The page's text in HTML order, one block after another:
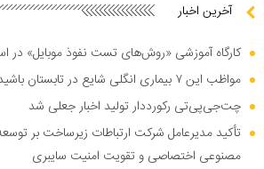
آخرین اخبار
کارگاه آموزشی «روش‌های تست نفوذ موبایل» در
مواظب این ۷ بیماری انگلی شایع در تابستان باشید
چت‌جی‌پی‌تی رکورددار تولید اخبار جعلی شد
تأکید مدیرعامل شرکت ارتباطات زیرساخت بر
مصنوعی اختصاصی و تقویت امنیت سایبری